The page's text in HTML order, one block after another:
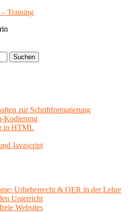
Training
zur Schriftformatierung
Kodierung
in HTML
Javascript
Urheberrecht & OER in der Lehre
Unterricht
Websites